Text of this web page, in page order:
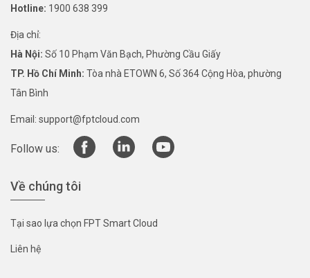
Hotline: 1900 638 399
Địa chỉ:
Hà Nội: Số 10 Phạm Văn Bạch, Phường Cầu Giấy
TP. Hồ Chí Minh: Tòa nhà ETOWN 6, Số 364 Cộng Hòa, phường
Tân Bình
Email: support@fptcloud.com
Follow us:
Về chúng tôi
Tại sao lựa chọn FPT Smart Cloud
Liên hệ